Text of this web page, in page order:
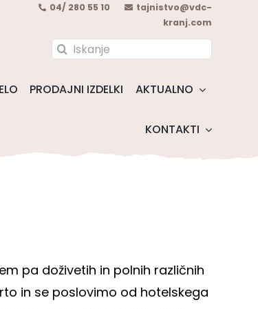
04/ 280 55 10
tajnistvo@vdc-
kranj.com
Search
PRODAJNI IZDELKI AKTUALNO
KONTAKTI
pa doživetih in polnih različnih
in se poslovimo od hotelskega